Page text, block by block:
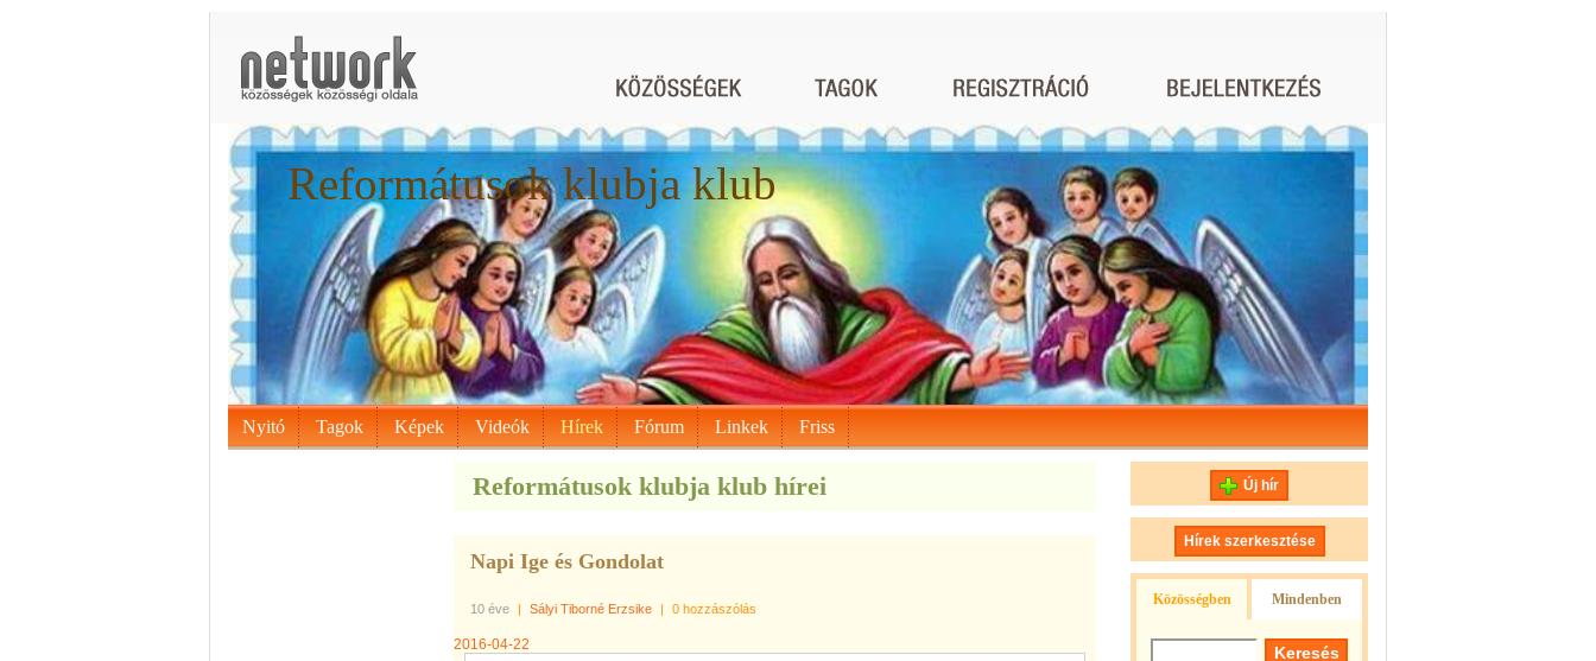
Reformátusok klubja klub
Nyitó Tagok Képek Videók Hírek Fórum Linkek Friss
Reformátusok klubja klub hírei
Napi Ige és Gondolat
10 éve | Sályi Tiborné Erzsike | 0 hozzászólás
2016-04-22
Új hír
Hírek szerkesztése
Közösségben Mindenben